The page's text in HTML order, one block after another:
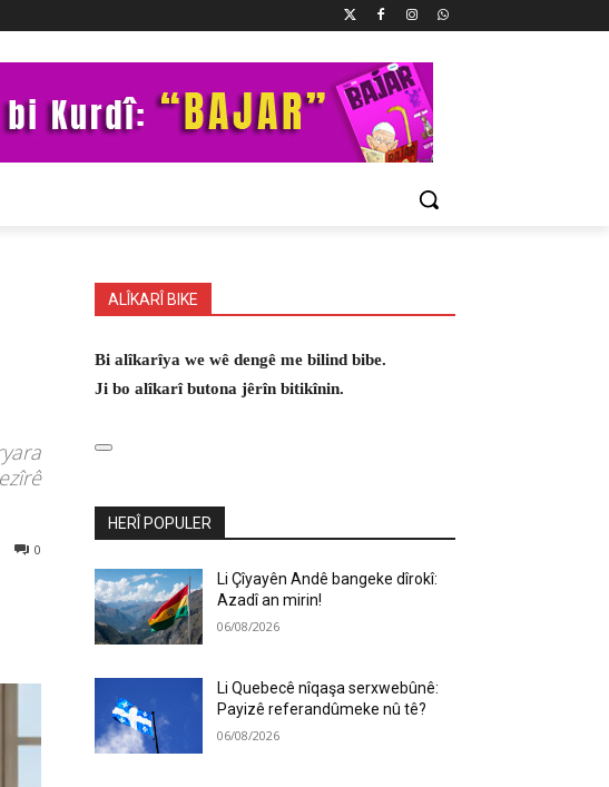
0
ALÎKARÎ BIKE
Bi alîkarîya we wê dengê me bilind bibe.
Ji bo alîkarî butona jêrîn bitikînin.
HERÎ POPULER
Li Çîyayên Andê bangeke dîrokî:
Azadî an mirin!
06/08/2026
Li Quebecê nîqaşa serxwebûnê:
Payizê referandûmeke nû tê?
06/08/2026